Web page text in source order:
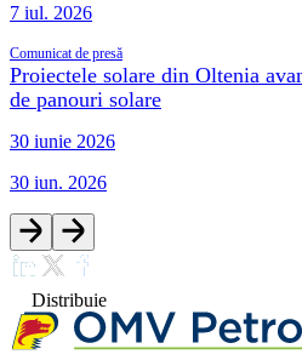
7 iul. 2026
Comunicat de presă
Proiectele solare din Oltenia
de panouri solare
30 iunie 2026
30 iun. 2026
Distribuie